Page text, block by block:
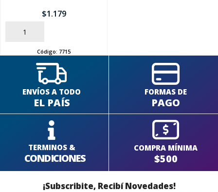
$1.179
AÑADIR
Código: 7715
ENVÍOS A TODO
EL PAÍS
FORMAS DE
PAGO
TERMINOS &
CONDICIONES
COMPRA MÍNIMA
$500
¡Subscribite, Recibí Novedades!